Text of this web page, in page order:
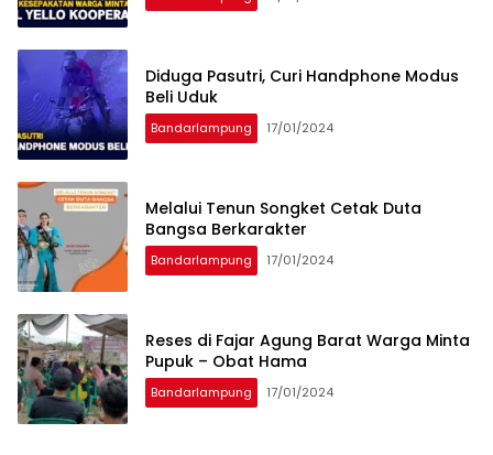
Diduga Pasutri, Curi Handphone Modus
Beli Uduk
Bandarlampung 17/01/2024
Melalui Tenun Songket Cetak Duta
Bangsa Berkarakter
Bandarlampung 17/01/2024
Reses di Fajar Agung Barat Warga Minta
Pupuk – Obat Hama
Bandarlampung 17/01/2024